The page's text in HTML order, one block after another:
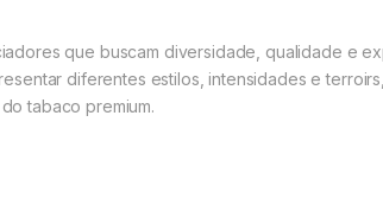
que buscam diversidade, qualidade e
diferentes estilos, intensidades e
tabaco premium.